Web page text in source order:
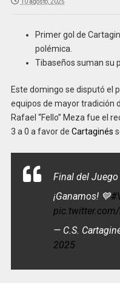
Primer gol de
polémica.
Tibaseños suman su
Este domingo se disputó el
equipos de mayor tradición
Rafael “Fello” Meza fue el
3 a 0 a favor de Cartaginés
Final del
¡Ganamos! 💙
— C.S.
2025